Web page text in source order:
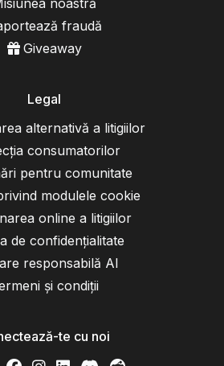
fraudă
Giveaway
Legal
alternativă a litigiilor
consumatorilor
pentru comunitate
modulele cookie
online a litigiilor
de confidențialitate
responsabilă AI
și condiții
te cu noi